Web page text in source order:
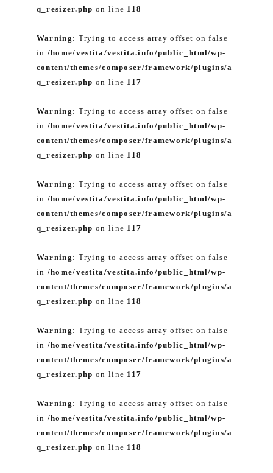
q_resizer.php on line 118
Warning : Trying to access array offset on false
in /home/vestita/vestita.info/public_html/wp-
content/themes/composer/framework/plugins/a
q_resizer.php on line 117
Warning : Trying to access array offset on false
in /home/vestita/vestita.info/public_html/wp-
content/themes/composer/framework/plugins/a
q_resizer.php on line 118
Warning : Trying to access array offset on false
in /home/vestita/vestita.info/public_html/wp-
content/themes/composer/framework/plugins/a
q_resizer.php on line 117
Warning : Trying to access array offset on false
in /home/vestita/vestita.info/public_html/wp-
content/themes/composer/framework/plugins/a
q_resizer.php on line 118
Warning : Trying to access array offset on false
in /home/vestita/vestita.info/public_html/wp-
content/themes/composer/framework/plugins/a
q_resizer.php on line 117
Warning : Trying to access array offset on false
in /home/vestita/vestita.info/public_html/wp-
content/themes/composer/framework/plugins/a
q_resizer.php on line 118